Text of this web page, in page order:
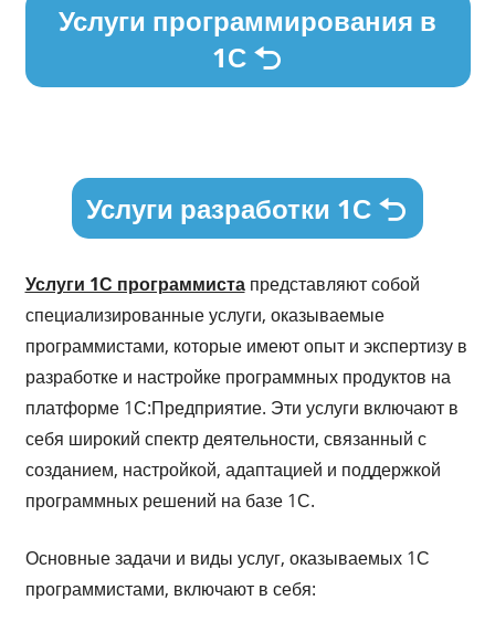
Услуги программирования в
1С
Услуги разработки 1С
Услуги 1С программистапредставляют собой
специализированные услуги, оказываемые
программистами, которые имеют опыт и экспертизу в
разработке и настройке программных продуктов на
платформе 1С:Предприятие. Эти услуги включают в
себя широкий спектр деятельности, связанный с
созданием, настройкой, адаптацией и поддержкой
программных решений на базе 1С.
Основные задачи и виды услуг, оказываемых 1С
программистами, включают в себя: